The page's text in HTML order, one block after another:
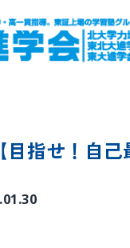
【目指せ！自